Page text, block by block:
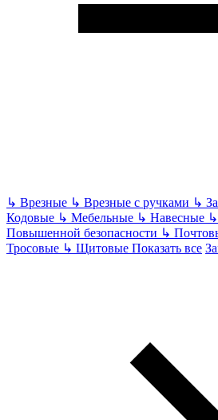
↳ Врезные ↳ Врезные с ручками ↳
Кодовые ↳ Мебельные ↳ Навесные ↳
Повышенной безопасности ↳
Тросовые ↳ Щитовые Показать все